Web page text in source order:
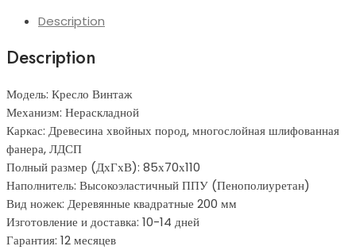
Description
Description
Модель: Кресло Винтаж
Механизм: Нераскладной
Каркас: Древесина хвойных пород, многослойная шлифованная
фанера, ЛДСП
Полный размер (ДхГхВ): 85х70х110
Наполнитель: Высокоэластичный ППУ (Пенополиуретан)
Вид ножек: Деревянные квадратные 200 мм
Изготовление и доставка: 10-14 дней
Гарантия: 12 месяцев